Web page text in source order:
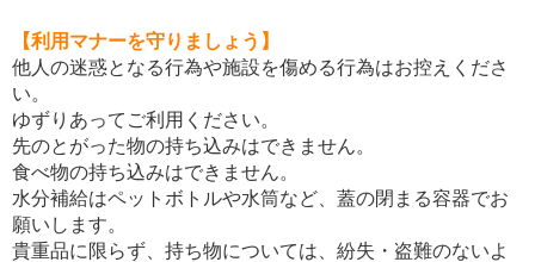
【利用マナーを守りましょう】
他人の迷惑となる行為や施設を傷める行為はお控えくださ
い。
ゆずりあってご利用ください。
先のとがった物の持ち込みはできません。
食べ物の持ち込みはできません。
水分補給はペットボトルや水筒など、蓋の閉まる容器でお
願いします。
貴重品に限らず、持ち物については、紛失・盗難のないよ